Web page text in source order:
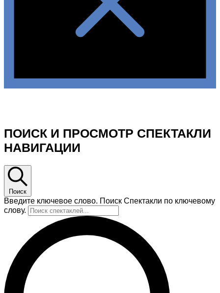
ПОИСК И ПРОСМОТР СПЕКТАКЛИ
НАВИГАЦИИ
Поиск
Введите ключевое слово. Поиск Спектакли по ключевому
слову.